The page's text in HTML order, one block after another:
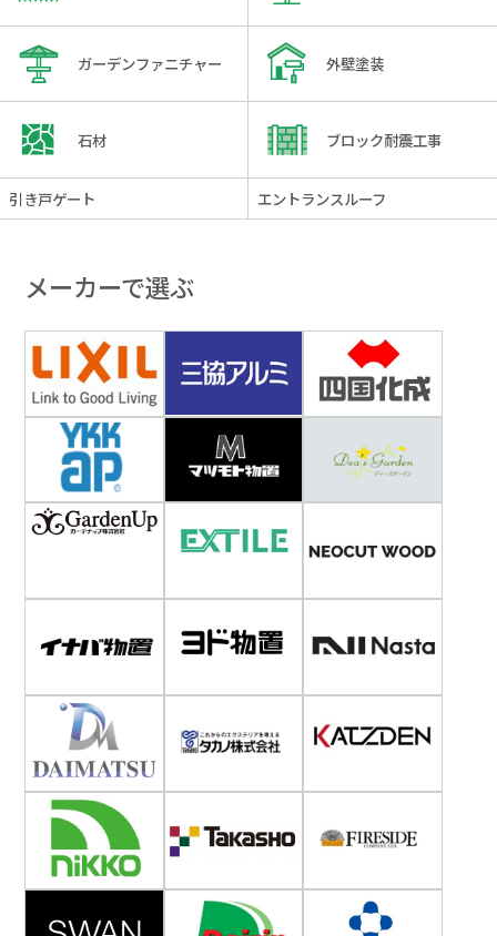
ガーデンファニチャー 外壁塗装
石材 ブロック耐震工事
引き戸ゲート エントランスルーフ
メーカーで選ぶ